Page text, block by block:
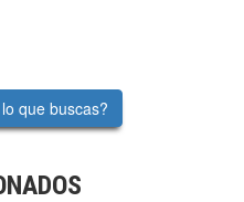
que buscas?